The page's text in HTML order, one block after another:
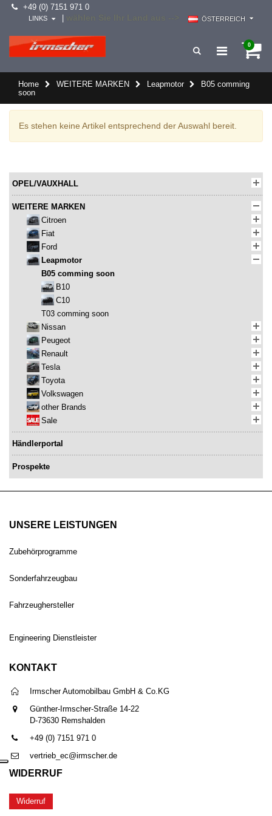
+49 (0) 7151 971 0
ÖSTERREICH
LINKS
0
Home WEITERE MARKEN Leapmotor
B05 comming
soon
Es stehen keine Artikel entsprechend der Auswahl bereit.
OPEL/VAUXHALL
WEITERE MARKEN
Citroen
Fiat
Ford
Leapmotor
B05 comming soon
B10
C10
T03 comming soon
Nissan
Peugeot
Renault
Tesla
Toyota
Volkswagen
other Brands
Sale
Händlerportal
Prospekte
UNSERE LEISTUNGEN
Zubehörprogramme
Sonderfahrzeugbau
Fahrzeughersteller
Engineering Dienstleister
KONTAKT
Irmscher Automobilbau GmbH & Co.KG
Günther-Irmscher-Straße 14-22
D-73630 Remshalden
+49 (0) 7151 971 0
vertrieb_ec@irmscher.de
WIDERRUF
Widerruf